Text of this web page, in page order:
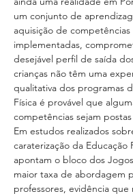
um conjunto de
aquisição de
implementadas,
desejável perfil de saída
crianças não têm uma
qualitativa dos programas
Física é provável que
competências sejam
Em estudos realizados
caraterização da Educação
apontam o bloco dos
maior taxa de abordagem
professores, evidência que